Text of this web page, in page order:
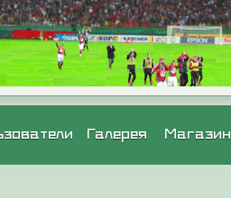
Галерея Магазин